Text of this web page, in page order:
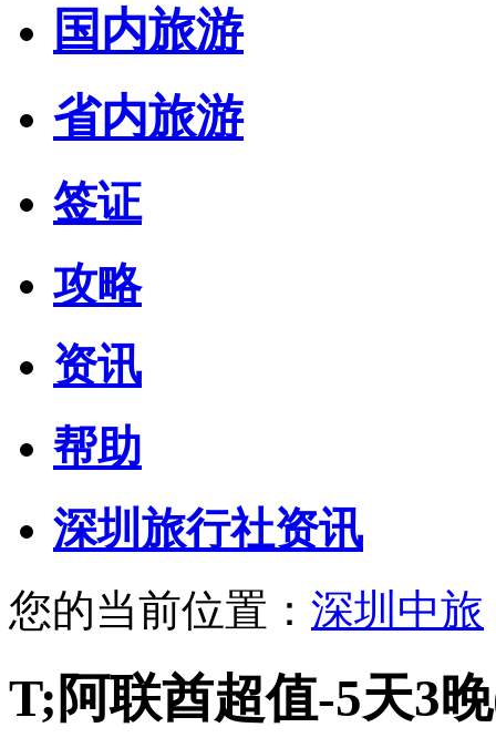
国内旅游
省内旅游
签证
攻略
资讯
帮助
深圳旅行社资讯
您的当前位置： 深圳中旅
T;阿联酋超值-5天3